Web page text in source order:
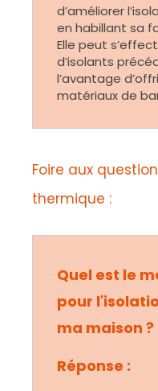
d’améliorer
en habillant sa
Elle peut
d’isolants
l’avantage
matériaux de
Foire aux
thermique :
Quel est le
pour
ma maison ?
Réponse :